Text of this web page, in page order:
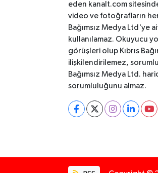
eden kanalt.com
video ve fotoğrafların her
Bağımsız Medya Ltd'ye
kullanılamaz. Okuyucu
görüşleri olup Kıbrıs
ilişkilendirilemez,
Bağımsız Medya Ltd.
sorumluluğunu almaz.